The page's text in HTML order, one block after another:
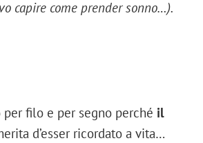
capire come prender sonno…).
per filo e per segno perché il
d’esser ricordato a vita…